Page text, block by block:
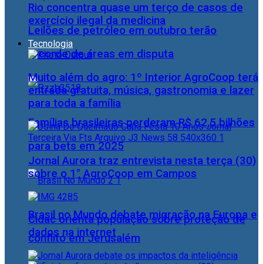
Leilões de petróleo em outubro terão
recorde de áreas em disputa
Famílias brasileiras perderam R$ 62,5 bilhões
para bets em 2025
Brasil no Mundo debate migração na Europa e
conflito em Jerusalém
Rio concentra quase um terço de casos de
exercício ilegal da medicina
Tecnologia
Muito além do agro: 1º Interior AgroCoop terá
entrada gratuita, música, gastronomia e lazer
para toda a família
Jornal Aurora traz entrevista nesta terça (30)
sobre o 1° AgroCoop em Campos
Cidac orienta população sobre proteção de
dados na internet